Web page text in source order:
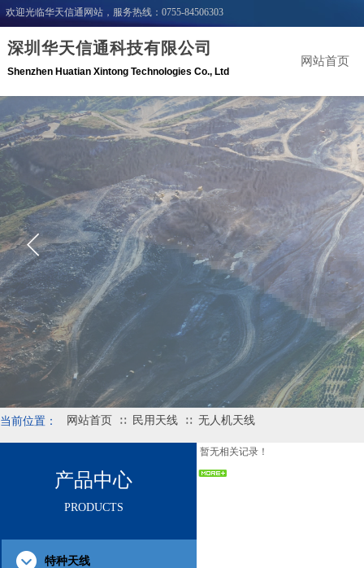
欢迎光临华天信通网站，服务热线：0755-84506303
深圳华天信通科技有限公司
Shenzhen Huatian Xintong Technologies Co., Ltd
网站首页
当前位置： 网站首页 ∷ 民用天线 ∷ 无人机天线
特种天线
PRODUCTS
产品中心
暂无相关记录！